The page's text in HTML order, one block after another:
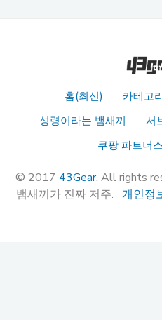
홈(최신) 카테고
성령이라는 뱀새끼
서
쿠팡 파트너스
© 2017 43Gear. All rights
뱀새끼가 진짜 저주. 개인정